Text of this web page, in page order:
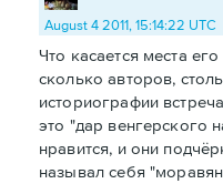
August 4 2011, 15:14:22 UTC
Что касается места
сколько авторов,
историографии
это "дар венгерского
нравится, и они
называл себя